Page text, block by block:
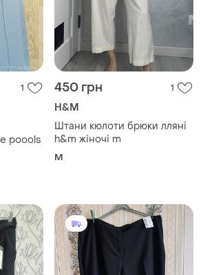
1
poools
450 грн 1
H&M
Штани кюлоти брюки лляні
h&m жіночі m
M